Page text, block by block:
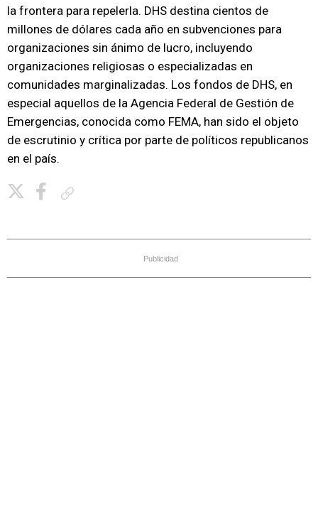
la frontera para repelerla. DHS destina cientos de
millones de dólares cada año en subvenciones para
organizaciones sin ánimo de lucro, incluyendo
organizaciones religiosas o especializadas en
comunidades marginalizadas. Los fondos de DHS, en
especial aquellos de la Agencia Federal de Gestión de
Emergencias, conocida como FEMA, han sido el objeto
de escrutinio y crítica por parte de políticos republicanos
en el país.
Publicidad